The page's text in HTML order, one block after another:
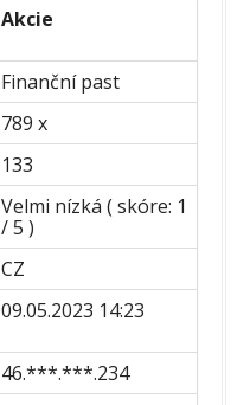
Akcie
Finanční past
789 x
133
Velmi nízká ( skóre: 1
/ 5 )
CZ
09.05.2023 14:23
46.***.***.234